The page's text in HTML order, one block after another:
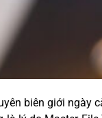
biên giới ngày